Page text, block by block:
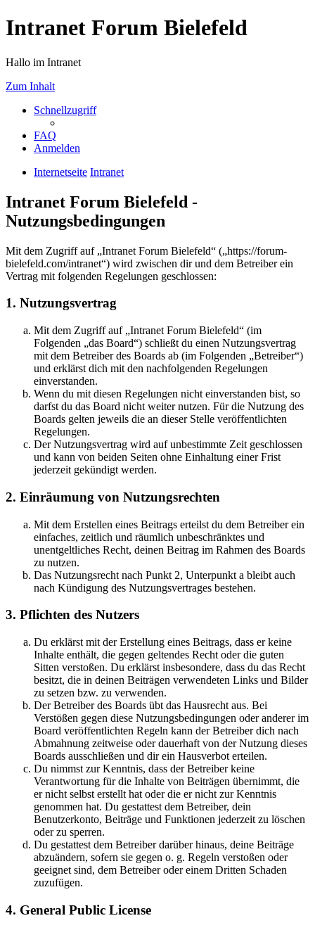
Intranet Forum Bielefeld
Hallo im Intranet
Zum Inhalt
Schnellzugriff
FAQ
Anmelden
Internetseite Intranet
Intranet Forum Bielefeld -
Nutzungsbedingungen
Mit dem Zugriff auf „Intranet Forum Bielefeld“ („https://forum-
bielefeld.com/intranet“) wird zwischen dir und dem Betreiber ein
Vertrag mit folgenden Regelungen geschlossen:
1. Nutzungsvertrag
Mit dem Zugriff auf „Intranet Forum Bielefeld“ (im
Folgenden „das Board“) schließt du einen Nutzungsvertrag
mit dem Betreiber des Boards ab (im Folgenden „Betreiber“)
und erklärst dich mit den nachfolgenden Regelungen
einverstanden.
Wenn du mit diesen Regelungen nicht einverstanden bist, so
darfst du das Board nicht weiter nutzen. Für die Nutzung des
Boards gelten jeweils die an dieser Stelle veröffentlichten
Regelungen.
Der Nutzungsvertrag wird auf unbestimmte Zeit geschlossen
und kann von beiden Seiten ohne Einhaltung einer Frist
jederzeit gekündigt werden.
2. Einräumung von Nutzungsrechten
Mit dem Erstellen eines Beitrags erteilst du dem Betreiber ein
einfaches, zeitlich und räumlich unbeschränktes und
unentgeltliches Recht, deinen Beitrag im Rahmen des Boards
zu nutzen.
Das Nutzungsrecht nach Punkt 2, Unterpunkt a bleibt auch
nach Kündigung des Nutzungsvertrages bestehen.
3. Pflichten des Nutzers
Du erklärst mit der Erstellung eines Beitrags, dass er keine
Inhalte enthält, die gegen geltendes Recht oder die guten
Sitten verstoßen. Du erklärst insbesondere, dass du das Recht
besitzt, die in deinen Beiträgen verwendeten Links und Bilder
zu setzen bzw. zu verwenden.
Der Betreiber des Boards übt das Hausrecht aus. Bei
Verstößen gegen diese Nutzungsbedingungen oder anderer im
Board veröffentlichten Regeln kann der Betreiber dich nach
Abmahnung zeitweise oder dauerhaft von der Nutzung dieses
Boards ausschließen und dir ein Hausverbot erteilen.
Du nimmst zur Kenntnis, dass der Betreiber keine
Verantwortung für die Inhalte von Beiträgen übernimmt, die
er nicht selbst erstellt hat oder die er nicht zur Kenntnis
genommen hat. Du gestattest dem Betreiber, dein
Benutzerkonto, Beiträge und Funktionen jederzeit zu löschen
oder zu sperren.
Du gestattest dem Betreiber darüber hinaus, deine Beiträge
abzuändern, sofern sie gegen o. g. Regeln verstoßen oder
geeignet sind, dem Betreiber oder einem Dritten Schaden
zuzufügen.
4. General Public License